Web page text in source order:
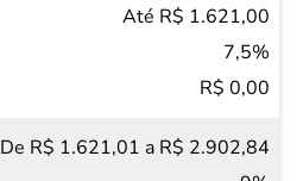
Até R$ 1.621,00
7,5%
R$ 0,00
De R$ 1.621,01 a R$ 2.902,84